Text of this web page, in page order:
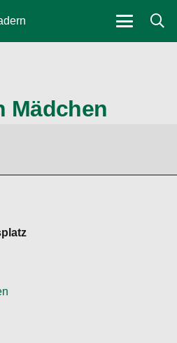
Mädchen